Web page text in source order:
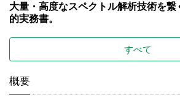
大量・高度なスペクトル解析技術を
的実務書。
すべて
概要